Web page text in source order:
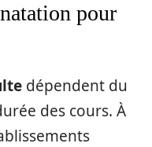
pour
dépendent du
des cours. À